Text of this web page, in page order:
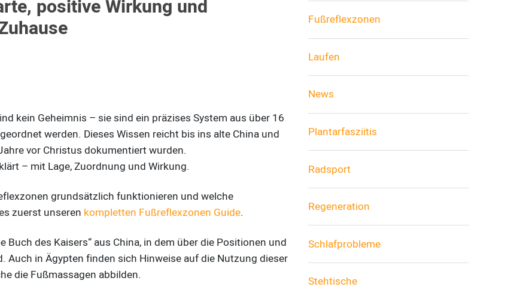
positive Wirkung und
kein Geheimnis – sie sind ein präzises System aus über 16
werden. Dieses Wissen reicht bis ins alte China und
vor Christus dokumentiert wurden.
– mit Lage, Zuordnung und Wirkung.
grundsätzlich funktionieren und welche
zuerst unseren kompletten Fußreflexzonen Guide.
Buch des Kaisers“ aus China, in dem über die Positionen und
in Ägypten finden sich Hinweise auf die Nutzung dieser
die Fußmassagen abbilden.
Fußreflexzonen
Laufen
News
Plantarfasziitis
Radsport
Regeneration
Schlafprobleme
Stehtische